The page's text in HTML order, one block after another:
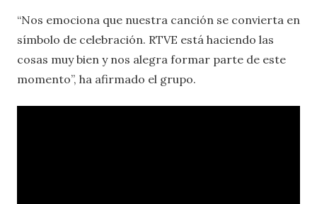
“Nos emociona que nuestra canción se convierta en
símbolo de celebración. RTVE está haciendo las
cosas muy bien y nos alegra formar parte de este
momento”, ha afirmado el grupo.